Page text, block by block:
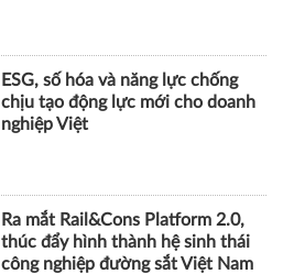
ESG, số hóa và năng lực chống
chịu tạo động lực mới cho doanh
nghiệp Việt
Ra mắt Rail&Cons Platform 2.0,
thúc đẩy hình thành hệ sinh thái
công nghiệp đường sắt Việt Nam